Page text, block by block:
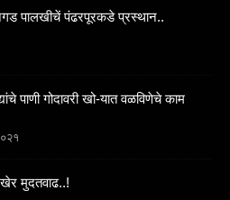
पालखीचें पंढरपूरकडे प्रस्थान..
पाणी गोदावरी खो-यात वळविणेचे काम
मुदतवाढ..!